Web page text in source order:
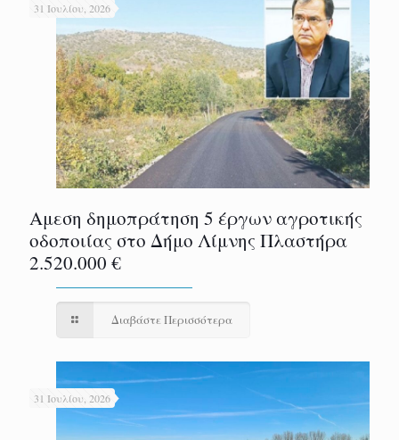
31 Ιουλίου, 2026
Αμεση δημοπράτηση 5 έργων αγροτικής
οδοποιίας στο Δήμο Λίμνης Πλαστήρα
2.520.000 €
Διαβάστε Περισσότερα
31 Ιουλίου, 2026